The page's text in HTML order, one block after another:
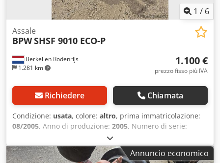
1 / 6
Berkel en Rodenrijs
1.281 km
Assale
BPWSHSF 9010 ECO-P
1.100 €
prezzo fisso più IVA
Richiedere Chiamata
Condizione: usata, colore: altro, prima immatricolazione:
08/2005, Anno di produzione: 2005, Numero di serie:
27.48.613.003 Disponiamo di oltre 100 assali in magazzino.
Non esitate a contattarci se non riuscite a trovare quello
che state cercando. Crodozrtw Depfx AdysfAnnuncio economico